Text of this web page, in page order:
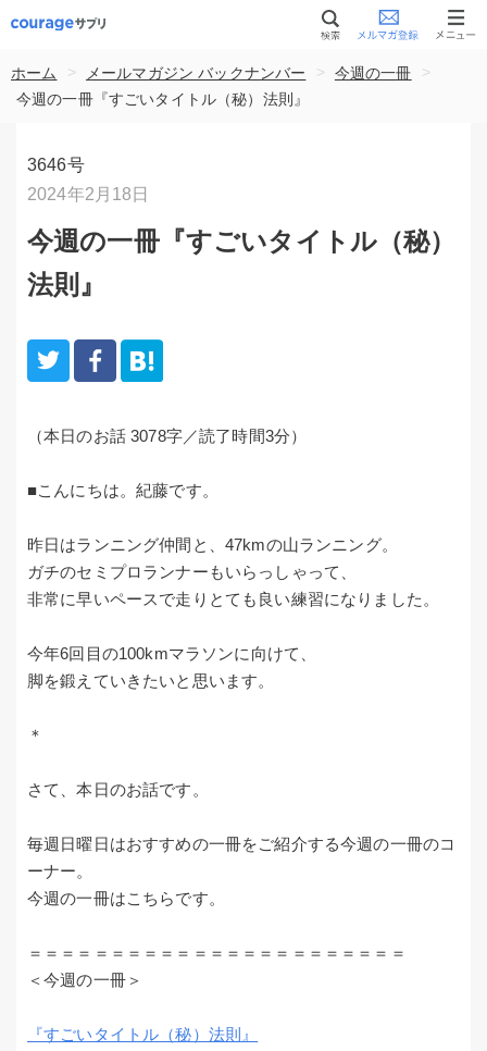
ホーム > メールマガジン バックナンバー > 今週の一冊
>
今週の一冊『すごいタイトル（秘）法則』
3646号
2024年2月18日
今週の一冊『すごいタイトル（秘）
法則』
（本日のお話 3078字／読了時間3分）
■こんにちは。紀藤です。
昨日はランニング仲間と、47kmの山ランニング。
ガチのセミプロランナーもいらっしゃって、
非常に早いペースで走りとても良い練習になりました。
今年6回目の100kmマラソンに向けて、
脚を鍛えていきたいと思います。
＊
さて、本日のお話です。
毎週日曜日はおすすめの一冊をご紹介する今週の一冊のコ
ーナー。
今週の一冊はこちらです。
＝＝＝＝＝＝＝＝＝＝＝＝＝＝＝＝＝＝＝＝＝＝＝
＜今週の一冊＞
『すごいタイトル（秘）法則』